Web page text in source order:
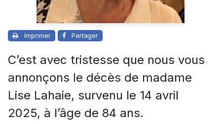
Imprimer Partager
C’est avec tristesse que nous vous
annonçons le décès de madame
Lise Lahaie, survenu le 14 avril
2025, à l’âge de 84 ans.